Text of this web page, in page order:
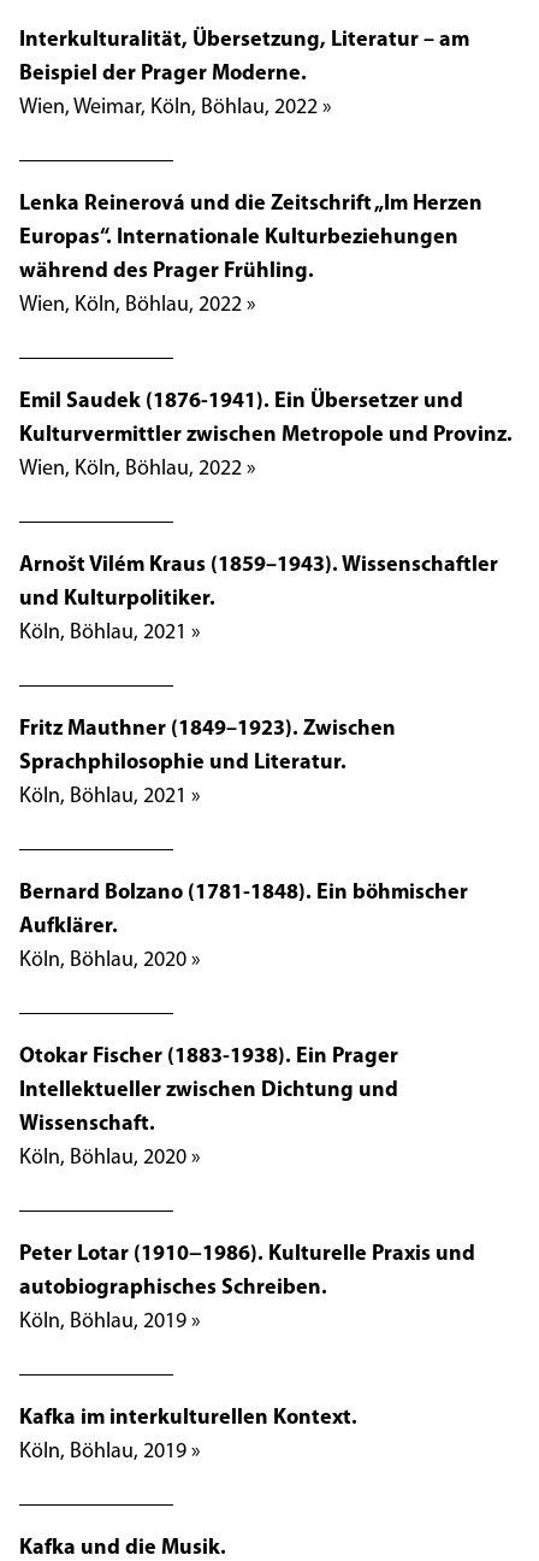
Interkulturalität, Übersetzung, Literatur – am
Beispiel der Prager Moderne.
Wien, Weimar, Köln, Böhlau, 2022 »
Lenka Reinerová und die Zeitschrift „Im Herzen
Europas“. Internationale Kulturbeziehungen
während des Prager Frühling.
Wien, Köln, Böhlau, 2022 »
Emil Saudek (1876-1941). Ein Übersetzer und
Kulturvermittler zwischen Metropole und Provinz.
Wien, Köln, Böhlau, 2022 »
Arnošt Vilém Kraus (1859–1943). Wissenschaftler
und Kulturpolitiker.
Köln, Böhlau, 2021 »
Fritz Mauthner (1849–1923). Zwischen
Sprachphilosophie und Literatur.
Köln, Böhlau, 2021 »
Bernard Bolzano (1781-1848). Ein böhmischer
Aufklärer.
Köln, Böhlau, 2020 »
Otokar Fischer (1883-1938). Ein Prager
Intellektueller zwischen Dichtung und
Wissenschaft.
Köln, Böhlau, 2020 »
Peter Lotar (1910−1986). Kulturelle Praxis und
autobiographisches Schreiben.
Köln, Böhlau, 2019 »
Kafka im interkulturellen Kontext.
Köln, Böhlau, 2019 »
Kafka und die Musik.